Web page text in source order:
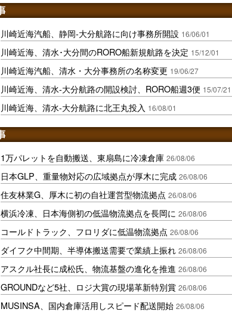
川崎近海汽船、静岡-大分航路に向け事務所開設 16/06/01
川崎近海、清水･大分間のRORO船新規航路を決定 15/12/01
川崎近海汽船、清水・大分事務所の名称変更 19/06/27
川崎近海、清水-大分航路の開設検討、RORO船週3便 15/07/21
川崎近海、清水-大分航路に北王丸投入 16/08/01
1万パレットを自動搬送、東扇島に冷凍倉庫 26/08/06
日本GLP、重量物対応の広域拠点が厚木に完成 26/08/06
住友林業G、厚木に初の自社運営型物流拠点 26/08/06
横浜冷凍、日本海側初の低温物流拠点を長岡に 26/08/06
コールドトラック、フロリダに低温物流拠点 26/08/06
ダイフク中間期、半導体搬送需要で業績上振れ 26/08/06
アスクル社長に成松氏、物流基盤の進化を推進 26/08/06
GROUNDなど5社、ロジ大賞の現場革新特別賞 26/08/06
MUSINSA、国内倉庫活用しスピード配送開始 26/08/06